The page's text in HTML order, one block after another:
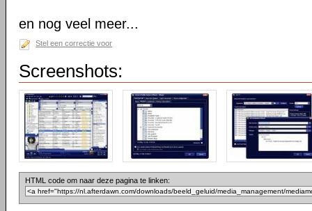
en nog veel meer...
Stel een correctie voor
Screenshots:
HTML code om naar deze pagina te linken: